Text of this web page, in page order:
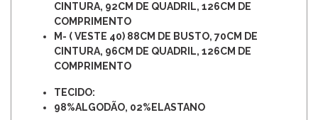
CINTURA, 92CM DE QUADRIL, 126CM DE
COMPRIMENTO
M- ( VESTE 40) 88CM DE BUSTO, 70CM DE
CINTURA, 96CM DE QUADRIL, 126CM DE
COMPRIMENTO
TECIDO:
98%ALGODÃO, 02%ELASTANO